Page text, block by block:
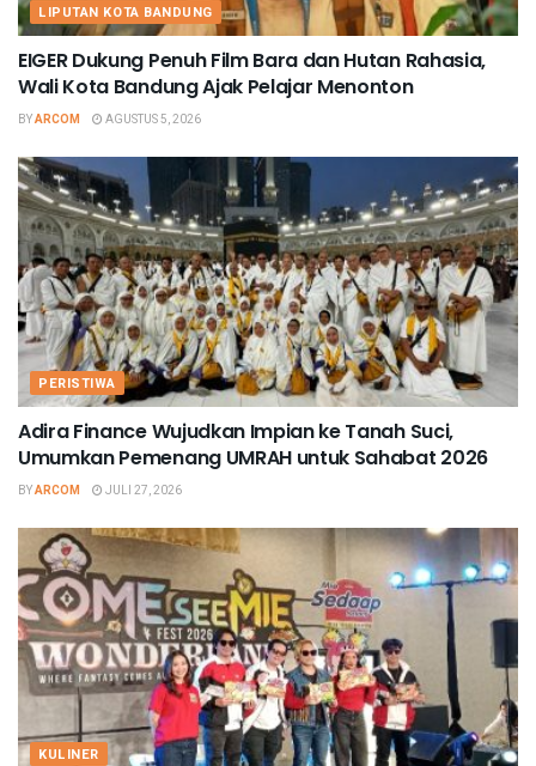
LIPUTAN KOTA BANDUNG
EIGER Dukung Penuh Film Bara dan Hutan Rahasia,
Wali Kota Bandung Ajak Pelajar Menonton
BYARCOM AGUSTUS 5, 2026
PERISTIWA
Adira Finance Wujudkan Impian ke Tanah Suci,
Umumkan Pemenang UMRAH untuk Sahabat 2026
BYARCOM JULI 27, 2026
KULINER